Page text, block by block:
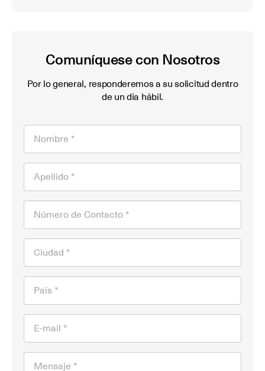
Comuníquese con Nosotros
Por lo general, responderemos a su solicitud dentro
de un día hábil.